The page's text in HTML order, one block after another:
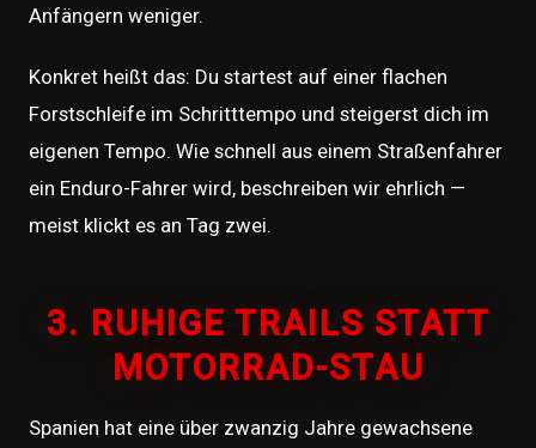
Anfängern weniger.
Konkret heißt das: Du startest auf einer flachen
Forstschleife im Schritttempo und steigerst dich im
eigenen Tempo. Wie schnell aus einem Straßenfahrer
ein Enduro-Fahrer wird, beschreiben wir ehrlich —
meist klickt es an Tag zwei.
3. RUHIGE TRAILS STATT
MOTORRAD-STAU
Spanien hat eine über zwanzig Jahre gewachsene